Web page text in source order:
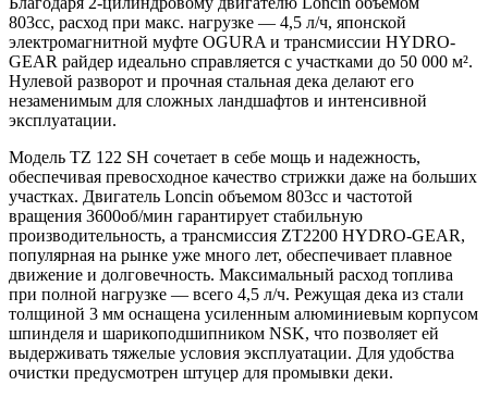
803cc, расход при макс. нагрузке — 4,5 л/ч, японской
электромагнитной муфте OGURA и трансмиссии HYDRO-
GEAR райдер идеально справляется с участками до 50 000 м².
Нулевой разворот и прочная стальная дека делают его
незаменимым для сложных ландшафтов и интенсивной
эксплуатации.
Модель TZ 122 SH сочетает в себе мощь и надежность,
обеспечивая превосходное качество стрижки даже на больших
участках. Двигатель Loncin объемом 803cc и частотой
вращения 3600об/мин гарантирует стабильную
производительность, а трансмиссия ZT2200 HYDRO-GEAR,
популярная на рынке уже много лет, обеспечивает плавное
движение и долговечность. Максимальный расход топлива
при полной нагрузке — всего 4,5 л/ч. Режущая дека из стали
толщиной 3 мм оснащена усиленным алюминиевым корпусом
шпинделя и шарикоподшипником NSK, что позволяет ей
выдерживать тяжелые условия эксплуатации. Для удобства
очистки предусмотрен штуцер для промывки деки.